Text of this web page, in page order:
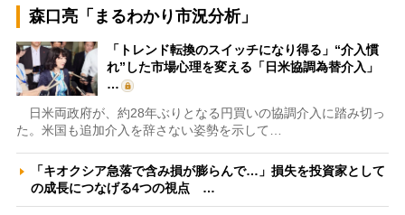
森口亮「まるわかり市況分析」
「トレンド転換のスイッチになり得る」“介入慣
れ”した市場心理を変える「日米協調為替介入」
…
日米両政府が、約28年ぶりとなる円買いの協調介入に踏み切っ
た。米国も追加介入を辞さない姿勢を示して…
「キオクシア急落で含み損が膨らんで…」損失を投資家として
の成長につなげる4つの視点 …